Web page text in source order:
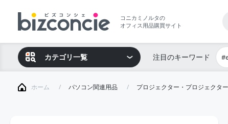
コニカミノルタの
オフィス用品購買サイト
カテゴリ一覧 注目のキーワード
ホーム パソコン関連用品 プロジェクター・プロジェクタ